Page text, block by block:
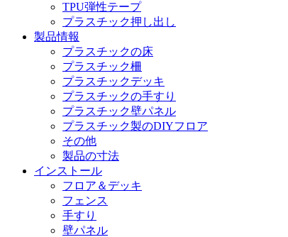
TPU弾性テープ
プラスチック押し出し
製品情報
プラスチックの床
プラスチック柵
プラスチックデッキ
プラスチックの手すり
プラスチック壁パネル
プラスチック製のDIYフロア
その他
製品の寸法
インストール
フロア＆デッキ
フェンス
手すり
壁パネル